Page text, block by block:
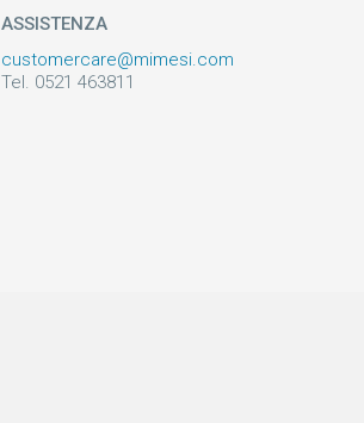
ASSISTENZA
customercare@mimesi.com
Tel. 0521 463811